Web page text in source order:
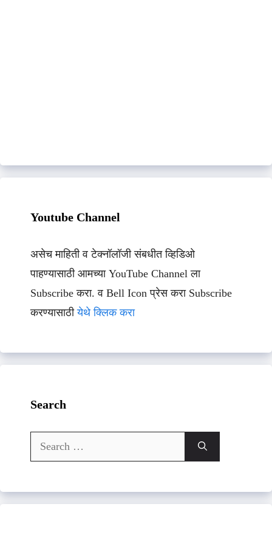
Youtube Channel
असेच माहिती व टेक्नॉलॉजी संबधीत व्हिडिओ
पाहण्यासाठी आमच्या YouTube Channel ला
Subscribe करा. व Bell Icon प्रेस करा Subscribe
करण्यासाठीयेथे क्लिक करा
Search
Search
for: